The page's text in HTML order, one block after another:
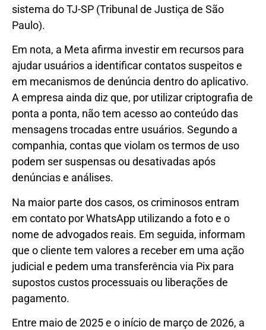
sistema do TJ-SP (Tribunal de Justiça de São
Paulo).
Em nota, a Meta afirma investir em recursos para
ajudar usuários a identificar contatos suspeitos e
em mecanismos de denúncia dentro do aplicativo.
A empresa ainda diz que, por utilizar criptografia de
ponta a ponta, não tem acesso ao conteúdo das
mensagens trocadas entre usuários. Segundo a
companhia, contas que violam os termos de uso
podem ser suspensas ou desativadas após
denúncias e análises.
Na maior parte dos casos, os criminosos entram
em contato por WhatsApp utilizando a foto e o
nome de advogados reais. Em seguida, informam
que o cliente tem valores a receber em uma ação
judicial e pedem uma transferência via Pix para
supostos custos processuais ou liberações de
pagamento.
Entre maio de 2025 e o início de março de 2026, a